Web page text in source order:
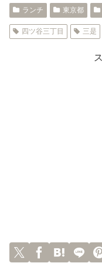
ランチ 東京都
四ツ谷三丁目 三是